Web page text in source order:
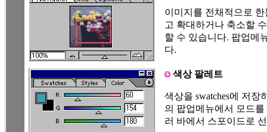
이미지를 전채적으로
고 확대하거나 축소할
할 수 있습니다. 팝업메
다.
색상 팔레트
색상을 swatches에 저
의 팝업메뉴에서 모드
러 바에서 스포이드로